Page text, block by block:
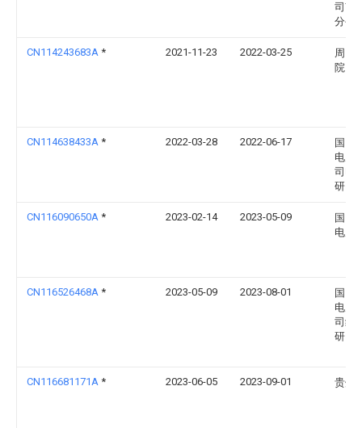
司南
分公
CN114243683A * 2021-11-23 2022-03-25
周口
院
CN114638433A * 2022-03-28 2022-06-17
国网
电力
司电
研究
CN116090650A * 2023-02-14 2023-05-09
国网
电力
CN116526468A * 2023-05-09 2023-08-01
国网
电力
司经
研究
CN116681171A * 2023-06-05 2023-09-01 贵州